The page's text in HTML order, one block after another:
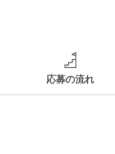
応募の流れ